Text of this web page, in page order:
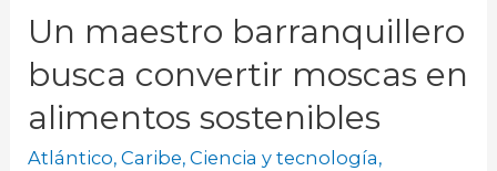
Un maestro barranquillero
busca convertir moscas en
alimentos sostenibles
Atlántico,Caribe,Ciencia y tecnología,